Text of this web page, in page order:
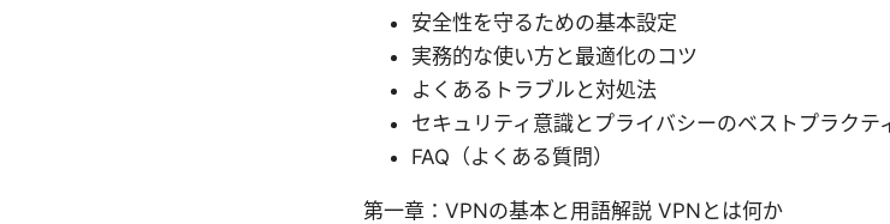
安全性を守るための基本設定
実務的な使い方と最適化のコツ
よくあるトラブルと対処法
セキュリティ意識とプライバシーのベストプラクテ
FAQ（よくある質問）
第一章：VPNの基本と用語解説 VPNとは何か